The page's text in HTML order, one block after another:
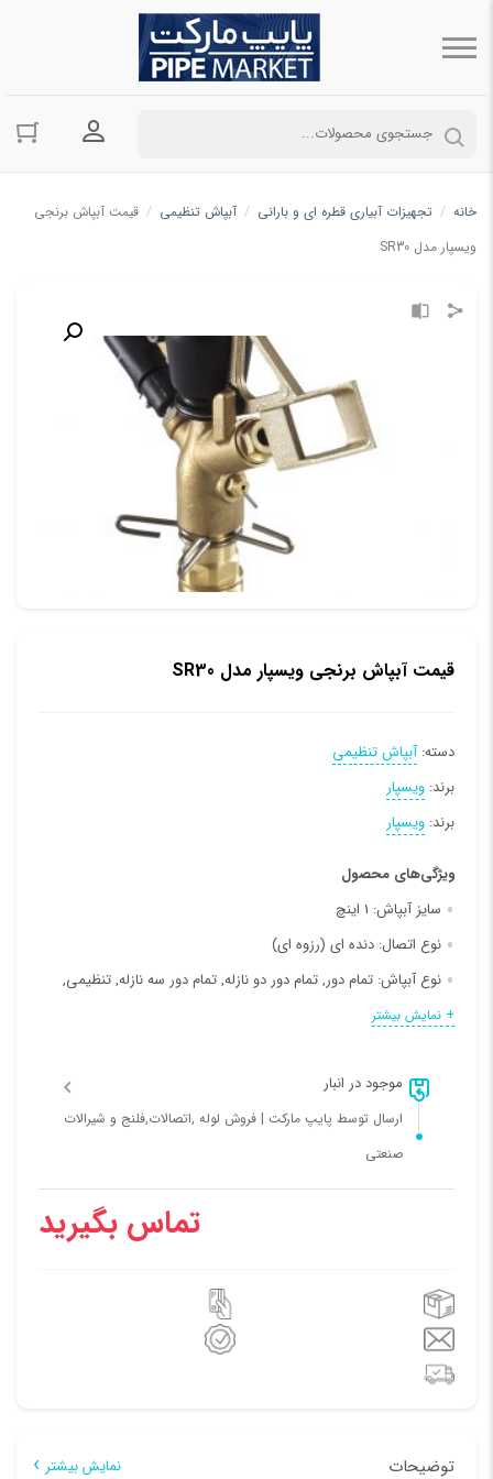
ورود به
خانه / تجهیزات آبیاری قطره ای و بارانی / آبپاش تنظیمی / قیمت آبپاش برنجی
ویسپار مدل SR30
قیمت آبپاش برنجی ویسپار مدل SR30
دسته:آبپاش تنظیمی
برند: ویسپار
برند: ویسپار
ویژگی‌های محصول
سایز آبپاش: 1 اینچ
نوع اتصال: دنده ای (رزوه ای)
نوع آبپاش: تمام دور, تمام دور دو نازله, تمام دور سه نازله, تنظیمی,
تنظیمی دو نازله, تنظیمی سه نازله
+ نمایش بیشتر
موجود در انبار
ارسال توسط پایپ مارکت | فروش لوله ,اتصالات,فلنج و شیرالات
صنعتی
تماس بگیرید
توضیحات نمایش بیشتر